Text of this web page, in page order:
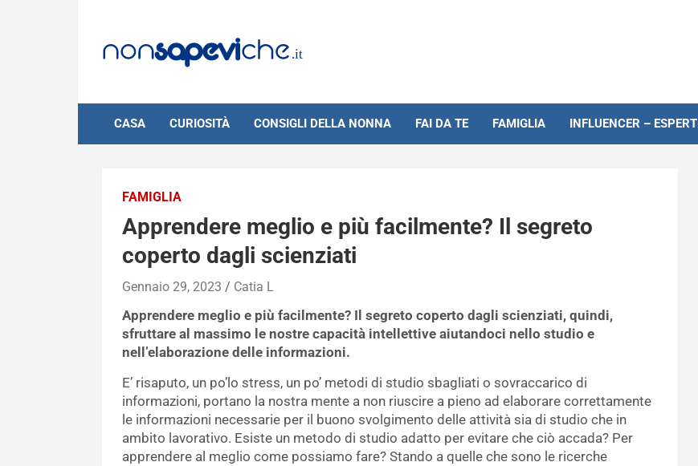
content
CASA CURIOSITÀ CONSIGLI DELLA NONNA FAI DA TE FAMIGLIA INFLUENCER – ESPERTI
FAMIGLIA
Apprendere meglio e più facilmente? Il segreto
coperto dagli scienziati
Gennaio 29, 2023 Catia L
Apprendere meglio e più facilmente? Il segreto coperto dagli scienziati, quindi,
sfruttare al massimo le nostre capacità intellettive aiutandoci nello studio e
nell’elaborazione delle informazioni.
E’ risaputo, un po’lo stress, un po’ metodi di studio sbagliati o sovraccarico di
informazioni, portano la nostra mente a non riuscire a pieno ad elaborare correttamente
le informazioni necessarie per il buono svolgimento delle attività sia di studio che in
ambito lavorativo. Esiste un metodo di studio adatto per evitare che ciò accada? Per
apprendere al meglio come possiamo fare? Stando a quelle che sono le ricerche